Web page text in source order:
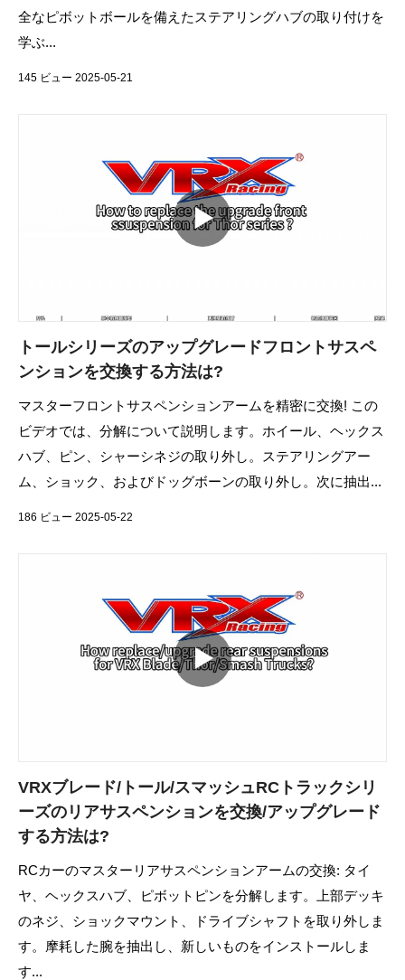
全なピボットボールを備えたステアリングハブの取り付けを
学ぶ...
145 ビュー 2025-05-21
トールシリーズのアップグレードフロントサスペ
ンションを交換する方法は?
マスターフロントサスペンションアームを精密に交換! この
ビデオでは、分解について説明します。ホイール、ヘックス
ハブ、ピン、シャーシネジの取り外し。ステアリングアー
ム、ショック、およびドッグボーンの取り外し。次に抽出...
186 ビュー 2025-05-22
VRXブレード/トール/スマッシュRCトラックシリ
ーズのリアサスペンションを交換/アップグレード
する方法は?
RCカーのマスターリアサスペンションアームの交換: タイ
ヤ、ヘックスハブ、ピボットピンを分解します。上部デッキ
のネジ、ショックマウント、ドライブシャフトを取り外しま
す。摩耗した腕を抽出し、新しいものをインストールしま
す...